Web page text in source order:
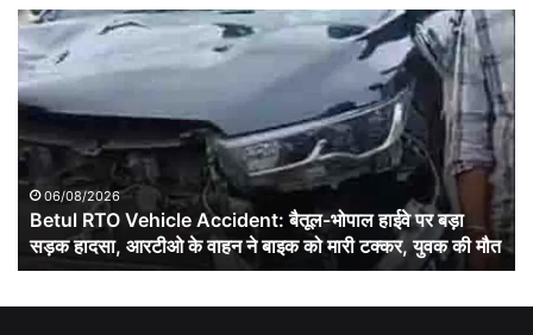
Betul
RTO
Vehicle
Accident:
बैतूल-
भोपाल
पर
बड़ा
सड़क
हादसा,
06/08/2026
Betul RTO Vehicle Accident: बैतूल-भोपाल हाईवे पर बड़ा
सड़क हादसा, आरटीओ के वाहन ने बाइक को मारी टक्कर, युवक की मौत